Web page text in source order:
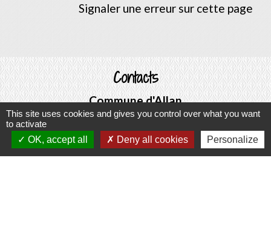
Signaler une erreur sur cette page
Contacts
Commune d'Allan
Place du Champ-de-Mars
26780 Allan - FRANCE
+33 4 75 46 60 62
This site uses cookies and gives you control over what you want
to activate
OK, accept all
Deny all cookies Personalize